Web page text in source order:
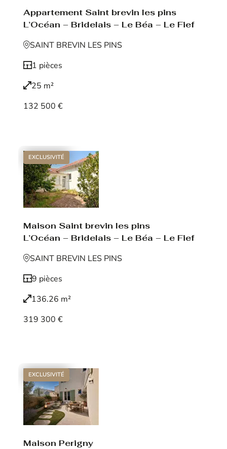
Appartement Saint brevin les pins
L’Océan – Bridelais – Le Béa – Le Fief
SAINT BREVIN LES PINS
1 pièces
25 m²
132 500 €
EXCLUSIVITÉ
Maison Saint brevin les pins
L’Océan – Bridelais – Le Béa – Le Fief
SAINT BREVIN LES PINS
9 pièces
136.26 m²
319 300 €
EXCLUSIVITÉ
Maison Perigny